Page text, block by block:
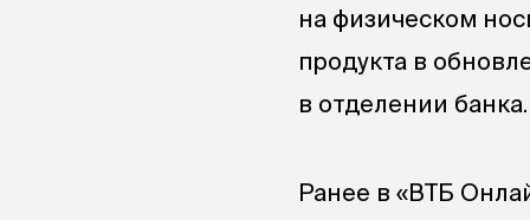
на физическом
продукта в
в отделении банка.
Ранее в «ВТБ